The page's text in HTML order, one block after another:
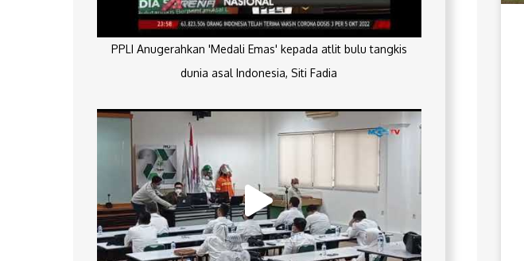
PPLI Anugerahkan 'Medali Emas' kepada atlit bulu tangkis
dunia asal Indonesia, Siti Fadia